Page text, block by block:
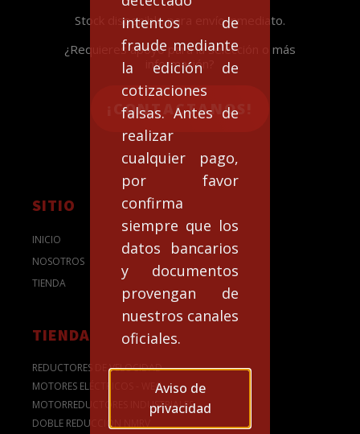
intentos de
fraude mediante
la edición de
cotizaciones
falsas. Antes de
realizar
cualquier pago,
por favor
confirma
siempre que los
datos bancarios
y documentos
provengan de
nuestros canales
oficiales.
Aviso de
privacidad
Stock disponible para envío inmediato.
¿Requieres apoyo para la selección o más
información?
¡CONTACTANOS!
SITIO
INICIO
NOSOTROS
TIENDA
TIENDA
REDUCTORES DE VELOCIDAD
MOTORES ELÉCTRICOS - WEG
MOTORREDUCTORES INDUSTRIALES
DOBLE REDUCCIÓN NMRV